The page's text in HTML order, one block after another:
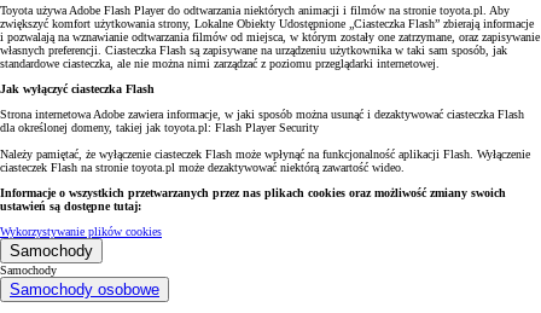
Toyota używa Adobe Flash Player do odtwarzania niektórych animacji i filmów na stronie toyota.pl. Aby
zwiększyć komfort użytkowania strony, Lokalne Obiekty Udostępnione „Ciasteczka Flash” zbierają informacje
i pozwalają na wznawianie odtwarzania filmów od miejsca, w którym zostały one zatrzymane, oraz zapisywanie
własnych preferencji. Ciasteczka Flash są zapisywane na urządzeniu użytkownika w taki sam sposób, jak
standardowe ciasteczka, ale nie można nimi zarządzać z poziomu przeglądarki internetowej.
Jak wyłączyć ciasteczka Flash
Strona internetowa Adobe zawiera informacje, w jaki sposób można usunąć i dezaktywować ciasteczka Flash
dla określonej domeny, takiej jak toyota.pl: Flash Player Security
Należy pamiętać, że wyłączenie ciasteczek Flash może wpłynąć na funkcjonalność aplikacji Flash. Wyłączenie
ciasteczek Flash na stronie toyota.pl może dezaktywować niektórą zawartość wideo.
Informacje o wszystkich przetwarzanych przez nas plikach cookies oraz możliwość zmiany swoich
ustawień są dostępne tutaj:
Wykorzystywanie plików cookies
Samochody
Samochody
Samochody osobowe